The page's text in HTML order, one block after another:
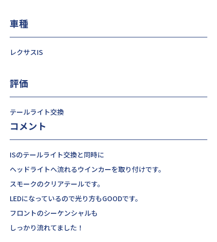
車種
レクサスIS
評価
テールライト交換
コメント
ISのテールライト交換と同時に
ヘッドライトへ流れるウインカーを取り付けです。
スモークのクリアテールです。
LEDになっているので光り方もGOODです。
フロントのシーケンシャルも
しっかり流れてました！